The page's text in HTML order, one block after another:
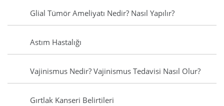
Glial Tümör Ameliyatı Nedir? Nasıl Yapılır?
Astım Hastalığı
Vajinismus Nedir? Vajinismus Tedavisi Nasıl Olur?
Gırtlak Kanseri Belirtileri